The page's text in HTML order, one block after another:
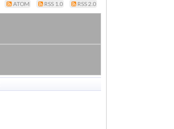
ATOM RSS 1.0 RSS 2.0